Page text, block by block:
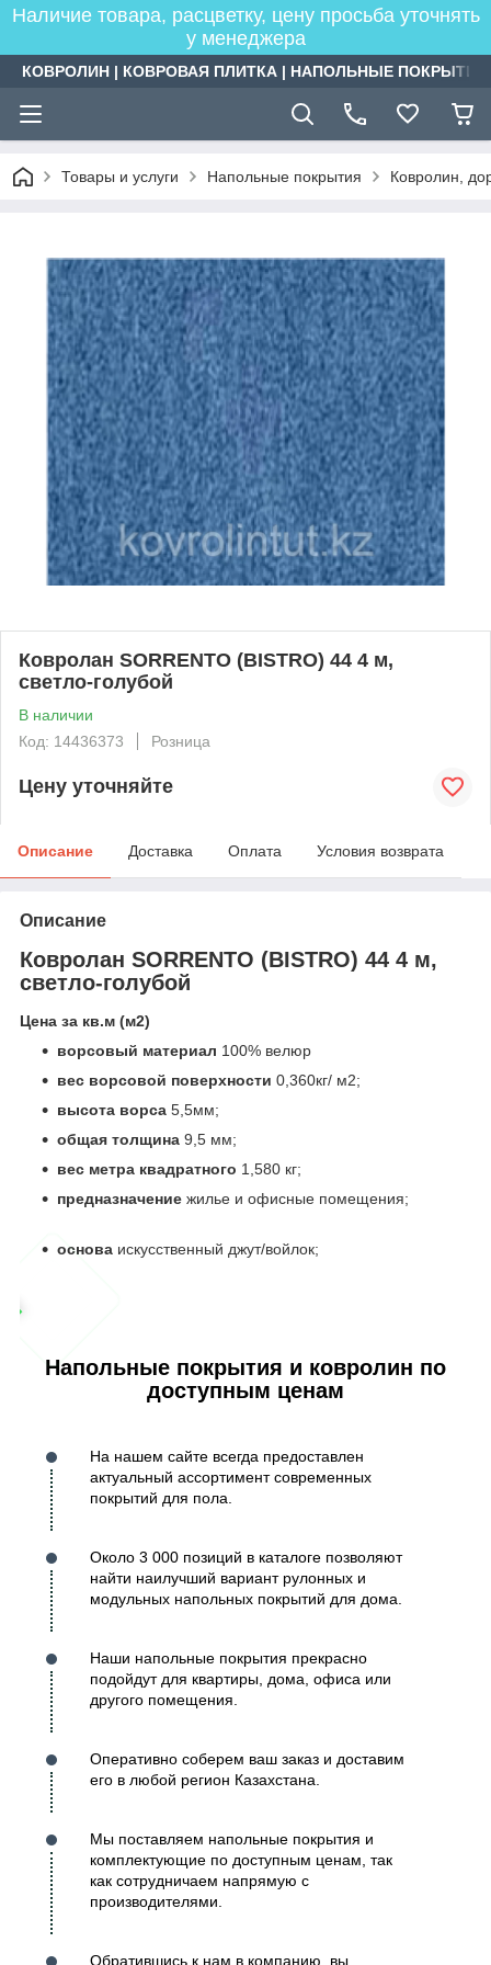
Наличие товара, расцветку, цену просьба уточнять
у менеджера
КОВРОЛИН | КОВРОВАЯ ПЛИТКА | НАПОЛЬНЫЕ
Товары и услуги Напольные покрытия Ковролин,
Ковролан SORRENTO (BISTRO) 44 4 м,
светло-голубой
В наличии
Код: 14436373
Розница
Цену уточняйте
Описание Доставка Оплата Условия возврата
Описание
Ковролан SORRENTO (BISTRO) 44 4 м,
светло-голубой
Цена за кв.м (м2)
ворсовый материал 100% велюр
вес ворсовой поверхности 0,360кг/ м2;
высота ворса 5,5мм;
общая толщина 9,5 мм;
вес метра квадратного 1,580 кг;
предназначение жилье и офисные помещения;
основа искусственный джут/войлок;
Напольные покрытия и ковролин по
доступным ценам
На нашем сайте всегда предоставлен
актуальный ассортимент современных
покрытий для пола.
Около 3 000 позиций в каталоге позволяют
найти наилучший вариант рулонных и
модульных напольных покрытий для дома.
Наши напольные покрытия прекрасно
подойдут для квартиры, дома, офиса или
другого помещения.
Оперативно соберем ваш заказ и доставим
его в любой регион Казахстана.
Мы поставляем напольные покрытия и
комплектующие по доступным ценам, так
как сотрудничаем напрямую с
производителями.
Обратившись к нам в компанию, вы